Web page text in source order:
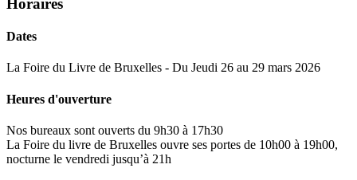
Horaires
Dates
La Foire du Livre de Bruxelles - Du Jeudi 26 au 29 mars 2026
Heures d'ouverture
Nos bureaux sont ouverts du 9h30 à 17h30
La Foire du livre de Bruxelles ouvre ses portes de 10h00 à 19h00,
nocturne le vendredi jusqu’à 21h